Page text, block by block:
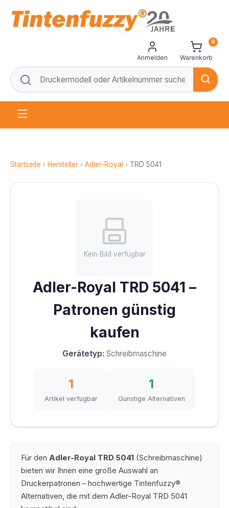
Anmelden Warenkorb
0
Startseite › Hersteller › Adler-Royal › TRD 5041
Kein Bild verfügbar
Adler-Royal TRD 5041 –
Patronen günstig
kaufen
Gerätetyp: Schreibmaschine
1
Artikel verfügbar
1
Günstige Alternativen
Für den Adler-Royal TRD 5041 (Schreibmaschine)
bieten wir Ihnen eine große Auswahl an
Druckerpatronen – hochwertige Tintenfuzzy®
Alternativen, die mit dem Adler-Royal TRD 5041